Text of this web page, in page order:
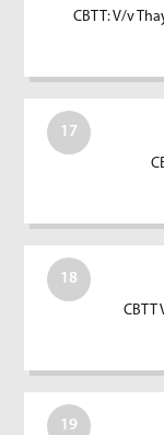
CBTT: V/v
17
18
CBTT
19